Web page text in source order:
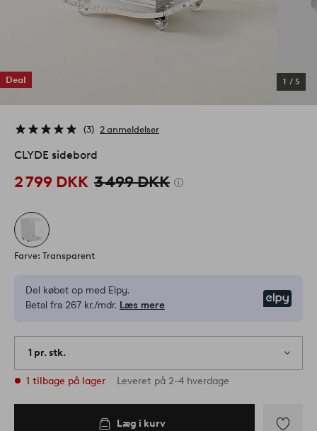
Deal 1 / 5
3 2 anmeldelser
CLYDE sidebord
2 799 DKK 3 499 DKK
Farve: Transparent
Del købet op med Elpy.
Betal fra 267 kr./mdr. Læs mere
1 pr. stk.
1 tilbage på lager Leveret på 2-4 hverdage
Læg i kurv